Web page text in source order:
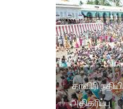
காவிரி
அதிகரிப்பு